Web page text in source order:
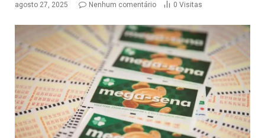
agosto 27, 2025 Nenhum comentário 0 Visitas